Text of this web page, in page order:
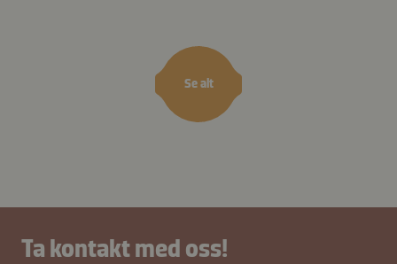
Se alt
Ta kontakt med oss!